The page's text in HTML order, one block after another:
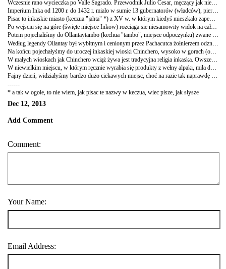
Imperium Inka od 1200 r. do 1432 r. mialo w sumie 13 gubernatorów (władców), pierwszy to Manco Capac, ale najsłynniejszy byl ten dziewiąty - Pachacutec. To za jego panowania powstała większość budowli, które widziałyśmy wczoraj i zobaczymy dziś. To również dzięki niemu imperium rozrosło się od Ekwadoru (a nawet jeszcze część Kolumbii), przez Peru, po Chile i Argentynę. Wcześniej skupione było głównie jedynie wokół Cusco. Państwo Inkow nosiło nazwę Tawantisuyo, czyli "Cztery regiony słońca", a jego stolica było Qosq`o, czyli "pępek". Swoją droga Cusco jest tak piękne i wyjątkowe, że rzeczywiście jest pępkiem Peru (a nawet Ameryki Południowej, a przynajmniej tej części, która zwiedzilysmy).
Pisac to inkaskie miasto (keczua "jahta" *) z XV w. w którym kiedyś mieszkalo zapewne nawet 4 tys. osób. Na terenie miasta (i właściwie całej Valle Sagrado) znajdują się zdobione na zboczu gór tarasy pod uprawy ("andenes"), ze specjalnymi pionowymi kanalikami na wodę, na których uprawiano kukurydzę (w Peru rośnie 16 kukurydzy, najslynniejsza jest choclo, która ma ziarna dużo większe od tej w Europie i która sprzedają tu na każdym kroku na ulicy z kawałkiem sera - choclo con queso, mniam!). Tuż obok tarasów znajdują się dzielnice (keczua "kancha") domów dla rolników, nie tak dokładne i finezyjne jak te dla noblesy w Qorikancha.
Po wejsciu się na góre (święte miejsce Inkow) rozciąga sie niesamowity widok na cała okolice. Największe wrażenie zrobił na mnie jednak cmentarz (jeden z największych, prawdopdobnie od 8-10 tys grobów, oczywiście chowano tu jedynie ludzi z wioski). To właściwie wykute w wysokiej skale dziury, do których wykładano zmumifikowane ciała. Co roku z okazji Święta Zmarłych 1 listopada mumie wyciągano na powierzchnie, przynoszono jedzenie i picie i świętowano (tak, to trochę inna wizja śmierci niż mamy w Europie...). Katoliccy duchowni, którzy pojawili się na tych terenach razem z hiszpańskimi kolonizatorami, uznali to za pogaństwo i grzech i nakazali spalenie mumii (oczywiście najpierw zabrano złoto i ceramikę, które znajdowały się w grobach).
Potem pojechaliśmy do Ollantaytambo (kechua "tambo", miejsce odpoczynku) zwane też przez miejscowych Ollanta. Piękne miejsce, pełne magii. Na dole niewielkie miasteczko i kolorowy rynek z wszelkimi wyrobami artystycznymi. A nad tym króluje wielka góra, a na niej tarasy. Ale te nie służyły do upraw tylko najprawdopodobniej hodowano tu kiedys orchidee. Swięte ogrody przy świętym miejscu - schody miały bowiem wieść do znajdującej się na samej górze świątyni, której budowy niestety nie ukończono, przerwal ja najazd Hiszpanów. Wielkie skały do jej budowy brano z oddalonej o ok 10 km góry (i znów tysiące ludzi, pale/okrągłe kamienie pod spod i rampy. Zapomnialam dodać wcześniej - nie byli to niewolnicy, tylko opłacani pracownicy, Inkowie nie uznawali niewolnictwa). W górze naprzeciwko znajdują się wykute w skale "chlodziarki", w których najprawdopodobniej przechowywano jedzenie (kiedyś myślano, że może tam był szpital lub więzienie), a obok nich widać jakby wykuta w skalę twarz boga Wiracocha, a trochę wyżej nad nim inkaskiego wojownika. Dzieło człowieka? Wątpię. Ale skąd się to tam wzięło...?
Na końcu pojechałyśmy do uroczej inkaskiej wioski Chinchero, wysoko w gorach (ok 3754 m. n.p.m.), gdzie ludzie wciąż chodzą na codzien w tradycyjnych kolorowych strojach. Mieściła się tu kiedyś inkaska świątynia, ale na niej zbudowano kościol kolonialny (Iglesia Colonial de Chinchero). Malutki, piekniutki, ale znów boli, że zniszczono historyczna budowle inkaska, by zbudować na jej fundamentach kościół. W malowanie obrazów, która znajdują się w środku, zaangażowani byli też lokalni artyści i w wielu miejscach widać wypływ kultury i religii inkaskiej. Np. obraz Jezusa na krzyzu (namalowany na podstawie takiej samej rzeźby) na którym Jezus ma ciemna skórę, jak rdzenni mieszkańcy Peru (myślano, że rzeźba ma taki kolor od palących się obok niej świec, ale po restauracji okazało się, że taki był oryginalny kolor), i ma na sobie tradycyjna inkaska spódnice. Maryję natomiast zaczęto od ok XVIII w. malować w szerokiej, trójkątnej spódnicy w ksztalcie góry. To nawiązanie do inkaskiej bogini ziemi, Pachamamy. Swoją droga Pachamama to jedyny pierwiastek zenski wsrod inkaskich bogów, co też czyni ja podobna do Maryi.
W małych wioskach jak Chinchero wciąż żywa jest tradycyjna religia inkaska. Owszem ludzie chodzą na msze do katolickiego kościoła (która swoją droga odbywa się w języku keczua!) a potem piją chinche czczac Pachamame. I wszystko istnieje w symbiozie.
W niewielkim miejscu, w którym ręcznie wyrabia się produkty z wełny alpaki, miła dziewczyna (Soledad) opowiedziała nam o całym procesie, od prania wełny, poprzez jej farbowanie (używając samych naturalnych składników, np. conchillo, małe insekty barwiace na czerwono i żyjące na liściach kaktusow - widziałam je w kanionie Colca; conchillo eksportuje się np. do Chin) aż do wyrobu materiałów i odzieży (wszystko ręcznej roboty).
Fajny dzień, widziałyśmy bardzo dużo ciekawych miejsc, choć na razie tak naprawdę bardziej znamy okolice Cusco niż samo miasto. To nic, nadrobimy to po powrocie, za dwa dni. Jutro bowiem wstajemy wcześnie i ruszamy w drogę do Machu Picchu!!
------
* a tak w ogole, to nie wiem, jak pisac te nazwy w keczua, wiec pisze, jak slysze
Dec 12, 2013
Add Comment
Comment:
Your Name:
Email Address: